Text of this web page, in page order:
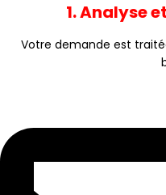
1. Analyse
Votre demande est